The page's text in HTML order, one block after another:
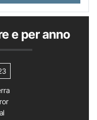
e per anno